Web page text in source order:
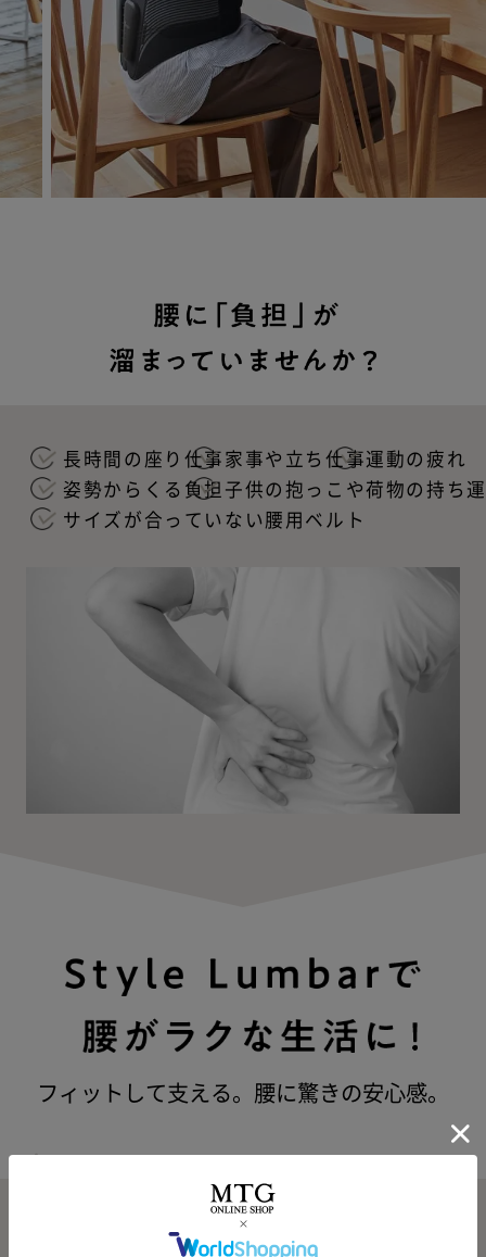
長時間の座り仕事 家事や立ち仕事運動の疲れ
姿勢からくる負担 子供の抱っこや荷物の持ち
サイズが合っていない腰用ベルト
フィットして支える。腰に驚きの安心感。